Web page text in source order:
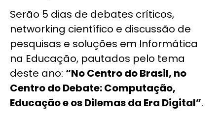
Serão 5 dias de debates críticos,
networking científico e discussão de
pesquisas e soluções em Informática
na Educação, pautados pelo tema
deste ano: “No Centro do Brasil, no
Centro do Debate: Computação,
Educação e os Dilemas da Era Digital”.